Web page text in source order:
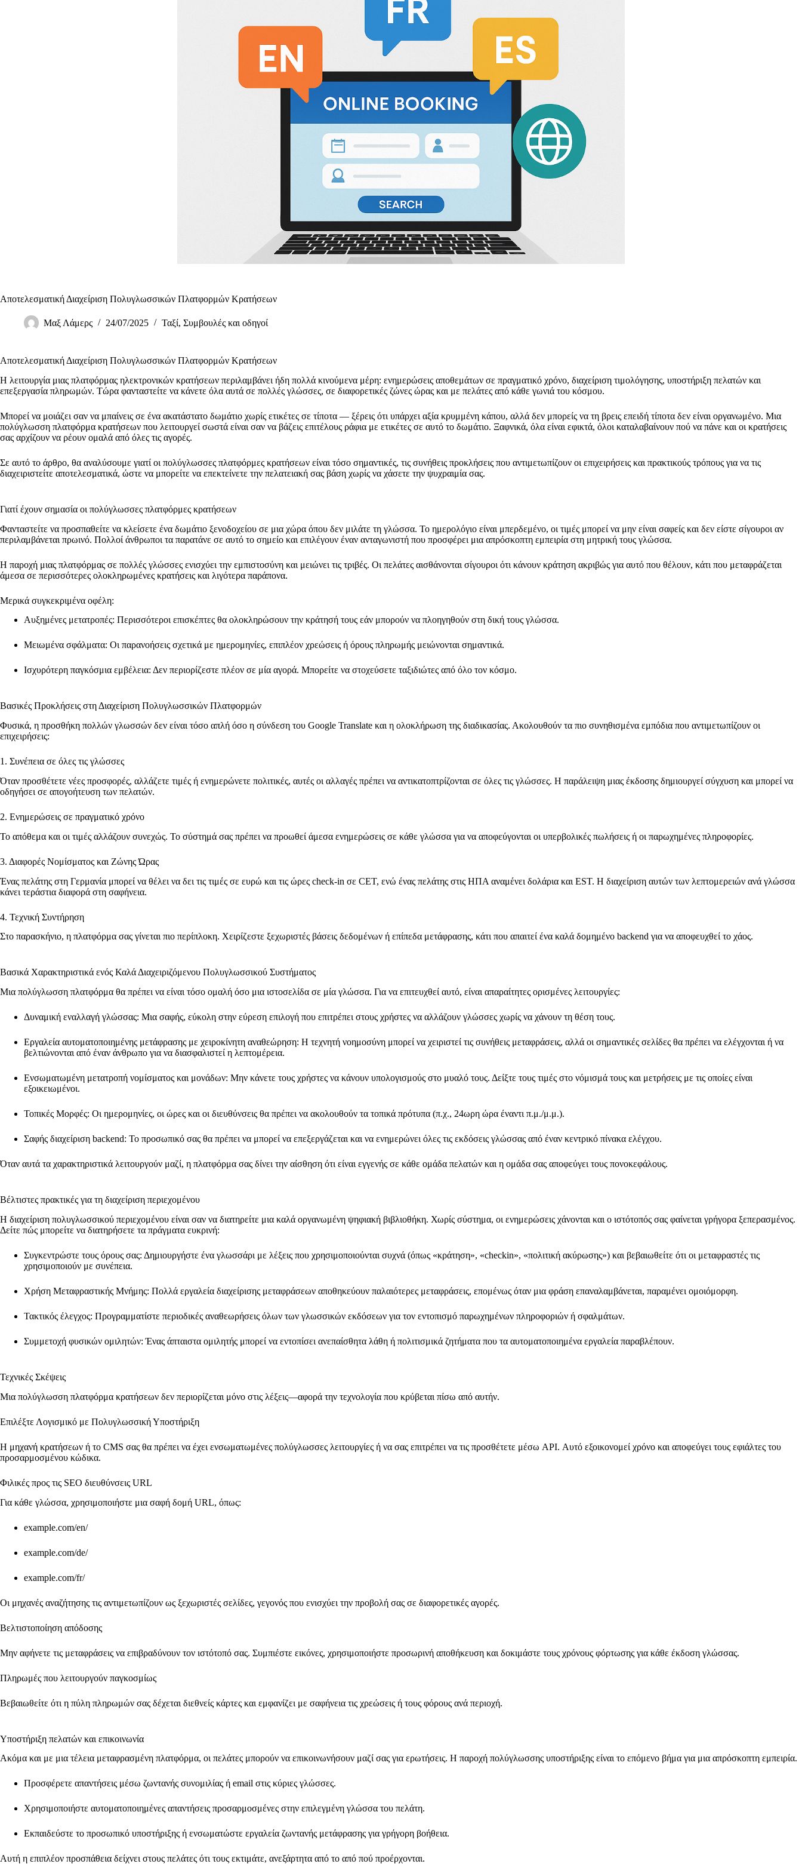
Αποτελεσματική Διαχείριση Πολυγλωσσικών Πλατφορμών Κρατήσεων
Μαξ Λάμερς 24/07/2025 Ταξί, Συμβουλές και οδηγοί
Αποτελεσματική Διαχείριση Πολυγλωσσικών Πλατφορμών Κρατήσεων
Η λειτουργία μιας πλατφόρμας ηλεκτρονικών κρατήσεων περιλαμβάνει ήδη πολλά κινούμενα μέρη: ενημερώσεις αποθεμάτων σε πραγματικό χρόνο, διαχείριση τιμολόγησης, υποστήριξη πελατών και
επεξεργασία πληρωμών. Τώρα φανταστείτε να κάνετε όλα αυτά σε πολλές γλώσσες, σε διαφορετικές ζώνες ώρας και με πελάτες από κάθε γωνιά του κόσμου.
Μπορεί να μοιάζει σαν να μπαίνεις σε ένα ακατάστατο δωμάτιο χωρίς ετικέτες σε τίποτα — ξέρεις ότι υπάρχει αξία κρυμμένη κάπου, αλλά δεν μπορείς να τη βρεις επειδή τίποτα δεν είναι οργανωμένο. Μια
πολύγλωσση πλατφόρμα κρατήσεων που λειτουργεί σωστά είναι σαν να βάζεις επιτέλους ράφια με ετικέτες σε αυτό το δωμάτιο. Ξαφνικά, όλα είναι εφικτά, όλοι καταλαβαίνουν πού να πάνε και οι κρατήσεις
σας αρχίζουν να ρέουν ομαλά από όλες τις αγορές.
Σε αυτό το άρθρο, θα αναλύσουμε γιατί οι πολύγλωσσες πλατφόρμες κρατήσεων είναι τόσο σημαντικές, τις συνήθεις προκλήσεις που αντιμετωπίζουν οι επιχειρήσεις και πρακτικούς τρόπους για να τις
διαχειριστείτε αποτελεσματικά, ώστε να μπορείτε να επεκτείνετε την πελατειακή σας βάση χωρίς να χάσετε την ψυχραιμία σας.
Γιατί έχουν σημασία οι πολύγλωσσες πλατφόρμες κρατήσεων
Φανταστείτε να προσπαθείτε να κλείσετε ένα δωμάτιο ξενοδοχείου σε μια χώρα όπου δεν μιλάτε τη γλώσσα. Το ημερολόγιο είναι μπερδεμένο, οι τιμές μπορεί να μην είναι σαφείς και δεν είστε σίγουροι αν
περιλαμβάνεται πρωινό. Πολλοί άνθρωποι τα παρατάνε σε αυτό το σημείο και επιλέγουν έναν ανταγωνιστή που προσφέρει μια απρόσκοπτη εμπειρία στη μητρική τους γλώσσα.
Η παροχή μιας πλατφόρμας σε πολλές γλώσσες ενισχύει την εμπιστοσύνη και μειώνει τις τριβές. Οι πελάτες αισθάνονται σίγουροι ότι κάνουν κράτηση ακριβώς για αυτό που θέλουν, κάτι που μεταφράζεται
άμεσα σε περισσότερες ολοκληρωμένες κρατήσεις και λιγότερα παράπονα.
Μερικά συγκεκριμένα οφέλη:
Αυξημένες μετατροπές: Περισσότεροι επισκέπτες θα ολοκληρώσουν την κράτησή τους εάν μπορούν να πλοηγηθούν στη δική τους γλώσσα.
Μειωμένα σφάλματα: Οι παρανοήσεις σχετικά με ημερομηνίες, επιπλέον χρεώσεις ή όρους πληρωμής μειώνονται σημαντικά.
Ισχυρότερη παγκόσμια εμβέλεια: Δεν περιορίζεστε πλέον σε μία αγορά. Μπορείτε να στοχεύσετε ταξιδιώτες από όλο τον κόσμο.
Βασικές Προκλήσεις στη Διαχείριση Πολυγλωσσικών Πλατφορμών
Φυσικά, η προσθήκη πολλών γλωσσών δεν είναι τόσο απλή όσο η σύνδεση του Google Translate και η ολοκλήρωση της διαδικασίας. Ακολουθούν τα πιο συνηθισμένα εμπόδια που αντιμετωπίζουν οι
επιχειρήσεις:
1. Συνέπεια σε όλες τις γλώσσες
Όταν προσθέτετε νέες προσφορές, αλλάζετε τιμές ή ενημερώνετε πολιτικές, αυτές οι αλλαγές πρέπει να αντικατοπτρίζονται σε όλες τις γλώσσες. Η παράλειψη μιας έκδοσης δημιουργεί σύγχυση και μπορεί να
οδηγήσει σε απογοήτευση των πελατών.
2. Ενημερώσεις σε πραγματικό χρόνο
Το απόθεμα και οι τιμές αλλάζουν συνεχώς. Το σύστημά σας πρέπει να προωθεί άμεσα ενημερώσεις σε κάθε γλώσσα για να αποφεύγονται οι υπερβολικές πωλήσεις ή οι παρωχημένες πληροφορίες.
3. Διαφορές Νομίσματος και Ζώνης Ώρας
Ένας πελάτης στη Γερμανία μπορεί να θέλει να δει τις τιμές σε ευρώ και τις ώρες check-in σε CET, ενώ ένας πελάτης στις ΗΠΑ αναμένει δολάρια και EST. Η διαχείριση αυτών των λεπτομερειών ανά γλώσσα
κάνει τεράστια διαφορά στη σαφήνεια.
4. Τεχνική Συντήρηση
Στο παρασκήνιο, η πλατφόρμα σας γίνεται πιο περίπλοκη. Χειρίζεστε ξεχωριστές βάσεις δεδομένων ή επίπεδα μετάφρασης, κάτι που απαιτεί ένα καλά δομημένο backend για να αποφευχθεί το χάος.
Βασικά Χαρακτηριστικά ενός Καλά Διαχειριζόμενου Πολυγλωσσικού Συστήματος
Μια πολύγλωσση πλατφόρμα θα πρέπει να είναι τόσο ομαλή όσο μια ιστοσελίδα σε μία γλώσσα. Για να επιτευχθεί αυτό, είναι απαραίτητες ορισμένες λειτουργίες:
Δυναμική εναλλαγή γλώσσας: Μια σαφής, εύκολη στην εύρεση επιλογή που επιτρέπει στους χρήστες να αλλάζουν γλώσσες χωρίς να χάνουν τη θέση τους.
Εργαλεία αυτοματοποιημένης μετάφρασης με χειροκίνητη αναθεώρηση: Η τεχνητή νοημοσύνη μπορεί να χειριστεί τις συνήθεις μεταφράσεις, αλλά οι σημαντικές σελίδες θα πρέπει να ελέγχονται ή να
βελτιώνονται από έναν άνθρωπο για να διασφαλιστεί η λεπτομέρεια.
Ενσωματωμένη μετατροπή νομίσματος και μονάδων: Μην κάνετε τους χρήστες να κάνουν υπολογισμούς στο μυαλό τους. Δείξτε τους τιμές στο νόμισμά τους και μετρήσεις με τις οποίες είναι
εξοικειωμένοι.
Τοπικές Μορφές: Οι ημερομηνίες, οι ώρες και οι διευθύνσεις θα πρέπει να ακολουθούν τα τοπικά πρότυπα (π.χ., 24ωρη ώρα έναντι π.μ./μ.μ.).
Σαφής διαχείριση backend: Το προσωπικό σας θα πρέπει να μπορεί να επεξεργάζεται και να ενημερώνει όλες τις εκδόσεις γλώσσας από έναν κεντρικό πίνακα ελέγχου.
Όταν αυτά τα χαρακτηριστικά λειτουργούν μαζί, η πλατφόρμα σας δίνει την αίσθηση ότι είναι εγγενής σε κάθε ομάδα πελατών και η ομάδα σας αποφεύγει τους πονοκεφάλους.
Βέλτιστες πρακτικές για τη διαχείριση περιεχομένου
Η διαχείριση πολυγλωσσικού περιεχομένου είναι σαν να διατηρείτε μια καλά οργανωμένη ψηφιακή βιβλιοθήκη. Χωρίς σύστημα, οι ενημερώσεις χάνονται και ο ιστότοπός σας φαίνεται γρήγορα ξεπερασμένος.
Δείτε πώς μπορείτε να διατηρήσετε τα πράγματα ευκρινή:
Συγκεντρώστε τους όρους σας: Δημιουργήστε ένα γλωσσάρι με λέξεις που χρησιμοποιούνται συχνά (όπως «κράτηση», «checkin», «πολιτική ακύρωσης») και βεβαιωθείτε ότι οι μεταφραστές τις
χρησιμοποιούν με συνέπεια.
Χρήση Μεταφραστικής Μνήμης: Πολλά εργαλεία διαχείρισης μεταφράσεων αποθηκεύουν παλαιότερες μεταφράσεις, επομένως όταν μια φράση επαναλαμβάνεται, παραμένει ομοιόμορφη.
Τακτικός έλεγχος: Προγραμματίστε περιοδικές αναθεωρήσεις όλων των γλωσσικών εκδόσεων για τον εντοπισμό παρωχημένων πληροφοριών ή σφαλμάτων.
Συμμετοχή φυσικών ομιλητών: Ένας άπταιστα ομιλητής μπορεί να εντοπίσει ανεπαίσθητα λάθη ή πολιτισμικά ζητήματα που τα αυτοματοποιημένα εργαλεία παραβλέπουν.
Τεχνικές Σκέψεις
Μια πολύγλωσση πλατφόρμα κρατήσεων δεν περιορίζεται μόνο στις λέξεις—αφορά την τεχνολογία που κρύβεται πίσω από αυτήν.
Επιλέξτε Λογισμικό με Πολυγλωσσική Υποστήριξη
Η μηχανή κρατήσεων ή το CMS σας θα πρέπει να έχει ενσωματωμένες πολύγλωσσες λειτουργίες ή να σας επιτρέπει να τις προσθέτετε μέσω API. Αυτό εξοικονομεί χρόνο και αποφεύγει τους εφιάλτες του
προσαρμοσμένου κώδικα.
Φιλικές προς τις SEO διευθύνσεις URL
Για κάθε γλώσσα, χρησιμοποιήστε μια σαφή δομή URL, όπως:
example.com/en/
example.com/de/
example.com/fr/
Οι μηχανές αναζήτησης τις αντιμετωπίζουν ως ξεχωριστές σελίδες, γεγονός που ενισχύει την προβολή σας σε διαφορετικές αγορές.
Βελτιστοποίηση απόδοσης
Μην αφήνετε τις μεταφράσεις να επιβραδύνουν τον ιστότοπό σας. Συμπιέστε εικόνες, χρησιμοποιήστε προσωρινή αποθήκευση και δοκιμάστε τους χρόνους φόρτωσης για κάθε έκδοση γλώσσας.
Πληρωμές που λειτουργούν παγκοσμίως
Βεβαιωθείτε ότι η πύλη πληρωμών σας δέχεται διεθνείς κάρτες και εμφανίζει με σαφήνεια τις χρεώσεις ή τους φόρους ανά περιοχή.
Υποστήριξη πελατών και επικοινωνία
Ακόμα και με μια τέλεια μεταφρασμένη πλατφόρμα, οι πελάτες μπορούν να επικοινωνήσουν μαζί σας για ερωτήσεις. Η παροχή πολύγλωσσης υποστήριξης είναι το επόμενο βήμα για μια απρόσκοπτη εμπειρία.
Προσφέρετε απαντήσεις μέσω ζωντανής συνομιλίας ή email στις κύριες γλώσσες.
Χρησιμοποιήστε αυτοματοποιημένες απαντήσεις προσαρμοσμένες στην επιλεγμένη γλώσσα του πελάτη.
Εκπαιδεύστε το προσωπικό υποστήριξης ή ενσωματώστε εργαλεία ζωντανής μετάφρασης για γρήγορη βοήθεια.
Αυτή η επιπλέον προσπάθεια δείχνει στους πελάτες ότι τους εκτιμάτε, ανεξάρτητα από το από πού προέρχονται.